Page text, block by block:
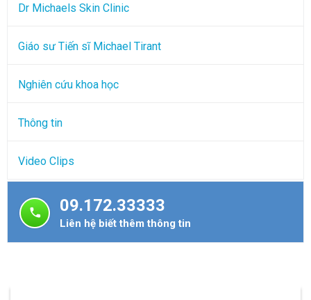
Dr Michaels Skin Clinic
Giáo sư Tiến sĩ Michael Tirant
Nghiên cứu khoa học
Thông tin
Video Clips
09.172.33333
Liên hệ biết thêm thông tin